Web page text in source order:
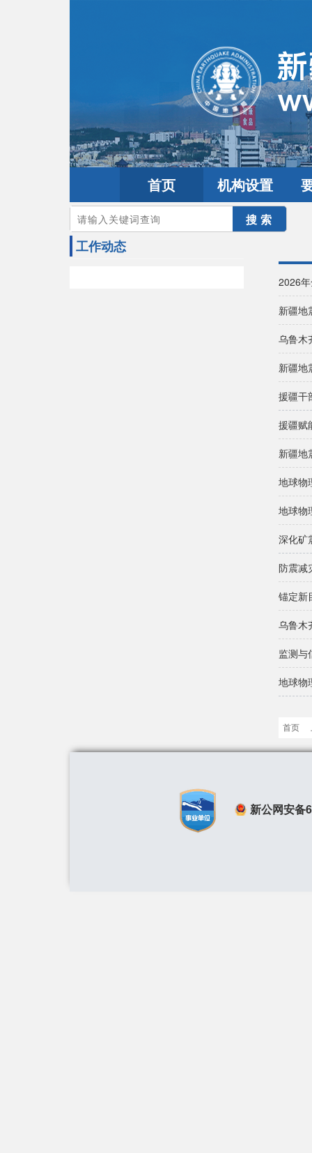
首页 机构设置
您的当前位置：首页>要闻动态
工作动态
2026
新疆地
乌鲁木
新疆地
援疆干
援疆赋
新疆地
地球物
地球物
深化矿
防震减
锚定新
乌鲁木
监测与
地球物
首页
新公网安备